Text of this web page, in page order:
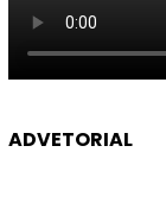
ADVETORIAL